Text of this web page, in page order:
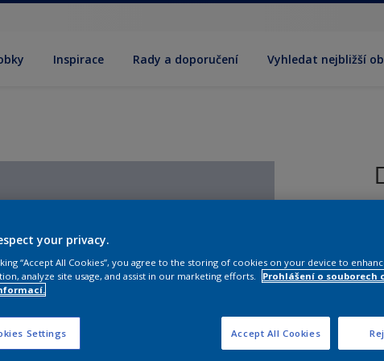
Inspirace Rady a doporučení Vyhledat nejbližší
your privacy.
“Accept All Cookies”, you agree to the storing of cookies on your device to
analyze site usage, and assist in our marketing efforts.
Prohlášení o souborech
Settings Accept All Cookies